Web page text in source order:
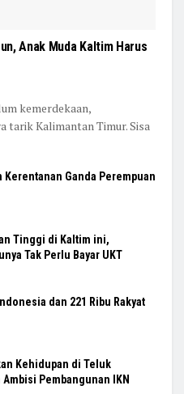
Anak Muda Kaltim Harus
kemerdekaan,
tarik Kalimantan Timur. Sisa
Kerentanan Ganda Perempuan
Tinggi di Kaltim ini,
Tak Perlu Bayar UKT
dan 221 Ribu Rakyat
Kehidupan di Teluk
Ambisi Pembangunan IKN